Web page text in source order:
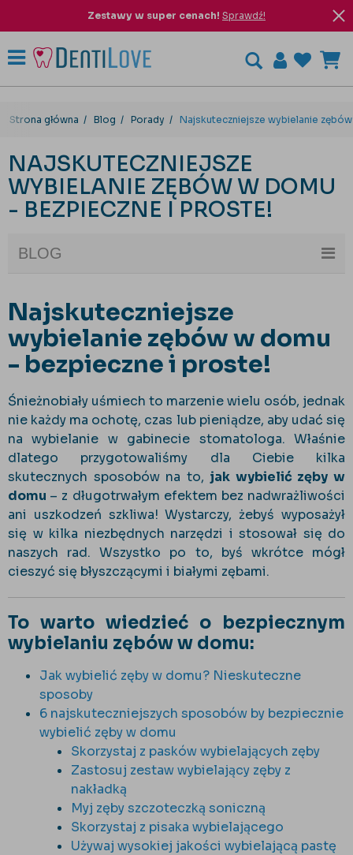
Zestawy w super cenach! Sprawdź!
Strona główna Blog Porady Najskuteczniejsze wybielanie
NAJSKUTECZNIEJSZE
WYBIELANIE ZĘBÓW W DOMU
- BEZPIECZNE I PROSTE!
BLOG
Najskuteczniejsze
wybielanie zębów w domu
- bezpieczne i proste!
Śnieżnobiały uśmiech to marzenie wielu osób, jednak
nie każdy ma ochotę, czas lub pieniądze, aby udać się
na wybielanie w gabinecie stomatologa. Właśnie
dlatego przygotowaliśmy dla Ciebie kilka
skutecznych sposobów na to, jak wybielić zęby w
domu – z długotrwałym efektem bez nadwrażliwości
ani uszkodzeń szkliwa! Wystarczy, żebyś wyposażył
się w kilka niezbędnych narzędzi i stosował się do
naszych rad. Wszystko po to, byś wkrótce mógł
cieszyć się błyszczącymi i białymi zębami.
To warto wiedzieć o bezpiecznym
wybielaniu zębów w domu:
Jak wybielić zęby w domu? Nieskuteczne
sposoby
6 najskuteczniejszych sposobów by bezpiecznie
wybielić zęby w domu
Skorzystaj z pasków wybielających zęby
Zastosuj zestaw wybielający zęby z
nakładką
Myj zęby szczoteczką soniczną
Skorzystaj z pisaka wybielającego
Używaj wysokiej jakości wybielającą pastę